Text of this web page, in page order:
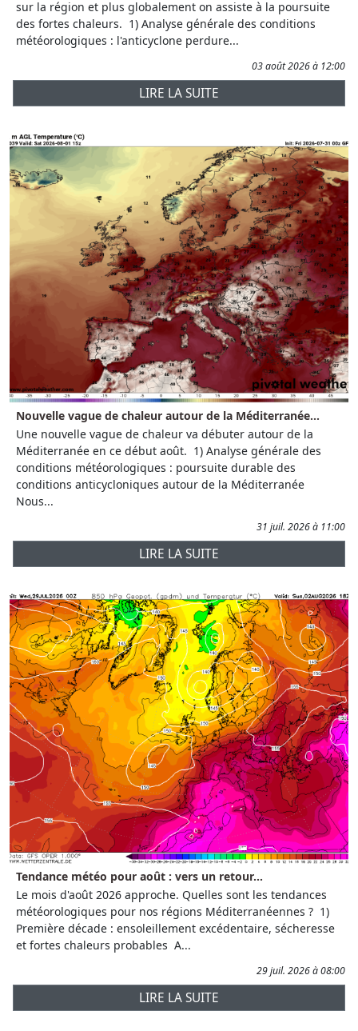
sur la région et plus globalement on assiste à la poursuite
des fortes chaleurs. 1) Analyse générale des conditions
météorologiques : l'anticyclone perdure...
03 août 2026 à 12:00
LIRE LA SUITE
Nouvelle vague de chaleur autour de la Méditerranée...
Une nouvelle vague de chaleur va débuter autour de la
Méditerranée en ce début août. 1) Analyse générale des
conditions météorologiques : poursuite durable des
conditions anticycloniques autour de la Méditerranée
Nous...
31 juil. 2026 à 11:00
LIRE LA SUITE
Tendance météo pour août : vers un retour...
Le mois d'août 2026 approche. Quelles sont les tendances
météorologiques pour nos régions Méditerranéennes ? 1)
Première décade : ensoleillement excédentaire, sécheresse
et fortes chaleurs probables A...
29 juil. 2026 à 08:00
LIRE LA SUITE